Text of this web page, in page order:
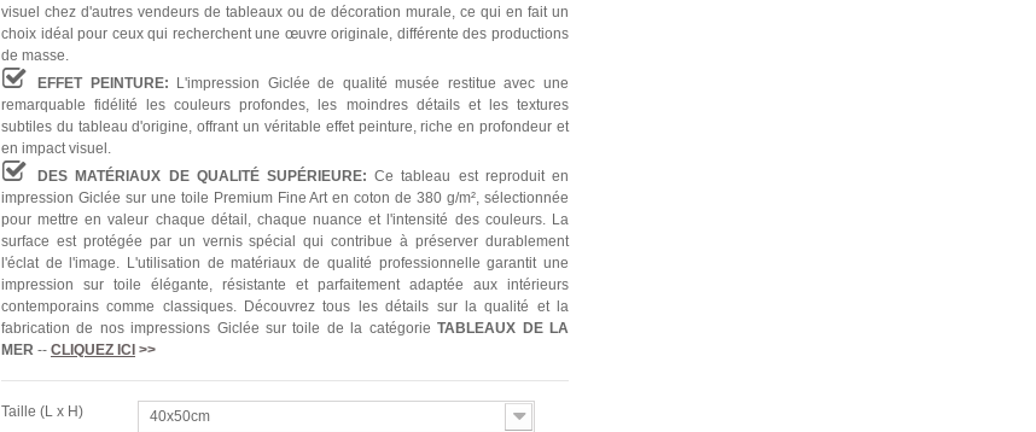
visuel chez d'autres vendeurs de tableaux ou de décoration murale, ce qui en fait un
choix idéal pour ceux qui recherchent une œuvre originale, différente des productions
de masse.
EFFET PEINTURE: L'impression Giclée de qualité musée restitue avec une
remarquable fidélité les couleurs profondes, les moindres détails et les textures
subtiles du tableau d'origine, offrant un véritable effet peinture, riche en profondeur et
en impact visuel.
DES MATÉRIAUX DE QUALITÉ SUPÉRIEURE: Ce tableau est reproduit en
impression Giclée sur une toile Premium Fine Art en coton de 380 g/m², sélectionnée
pour mettre en valeur chaque détail, chaque nuance et l'intensité des couleurs. La
surface est protégée par un vernis spécial qui contribue à préserver durablement
l'éclat de l'image. L'utilisation de matériaux de qualité professionnelle garantit une
impression sur toile élégante, résistante et parfaitement adaptée aux intérieurs
contemporains comme classiques. Découvrez tous les détails sur la qualité et la
fabrication de nos impressions Giclée sur toile de la catégorieTABLEAUX DE LA
MER -- CLIQUEZ ICI>>
Taille (L x H) 40x50cm